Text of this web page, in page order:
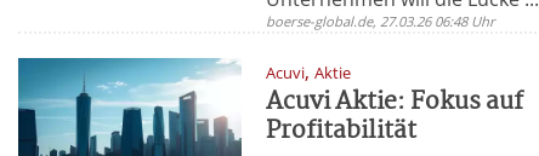
boerse-global.de, 27.03.26 06:48 Uhr
Acuvi,Aktie
Acuvi Aktie: Fokus auf
Profitabilität